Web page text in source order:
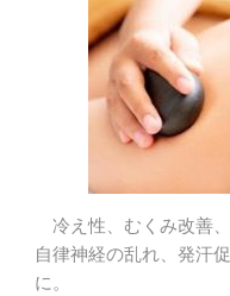
冷え性、むくみ改善
自律神経の乱れ、発汗
に。